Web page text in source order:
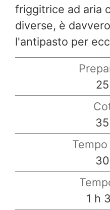
friggitrice ad aria
diverse, è
l'antipasto per
25
35
30
1 ora
h